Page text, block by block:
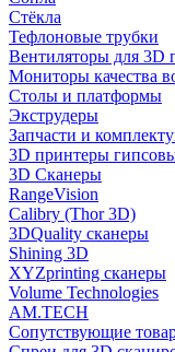
Cтёкла
Тефлоновые трубки
Вентиляторы для 3D
Мониторы качества
Столы и платформы
Экструдеры
Запчасти и
3D принтеры
3D Сканеры
RangeVision
Calibry (Thor 3D)
3DQuality сканеры
Shining 3D
XYZprinting сканеры
Volume Technologies
AM.TECH
Сопутствующие